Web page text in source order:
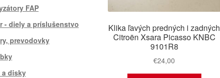
Klika ľavých predných i zadných
Citroën Xsara Picasso KNBC
9101R8
€24,00
FAP
- diely a príslušenstvo
prevodovky
a disky